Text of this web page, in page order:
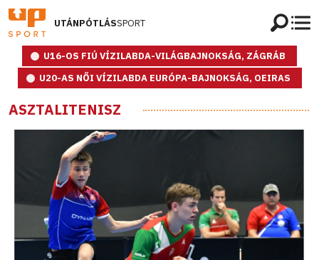
UTÁNPÓTLÁSSPORT
U16-OS FIÚ VÍZILABDA-VILÁGBAJNOKSÁG, ZÁGRÁB
U20-AS NŐI VÍZILABDA EURÓPA-BAJNOKSÁG, OEIRAS
ASZTALITENISZ